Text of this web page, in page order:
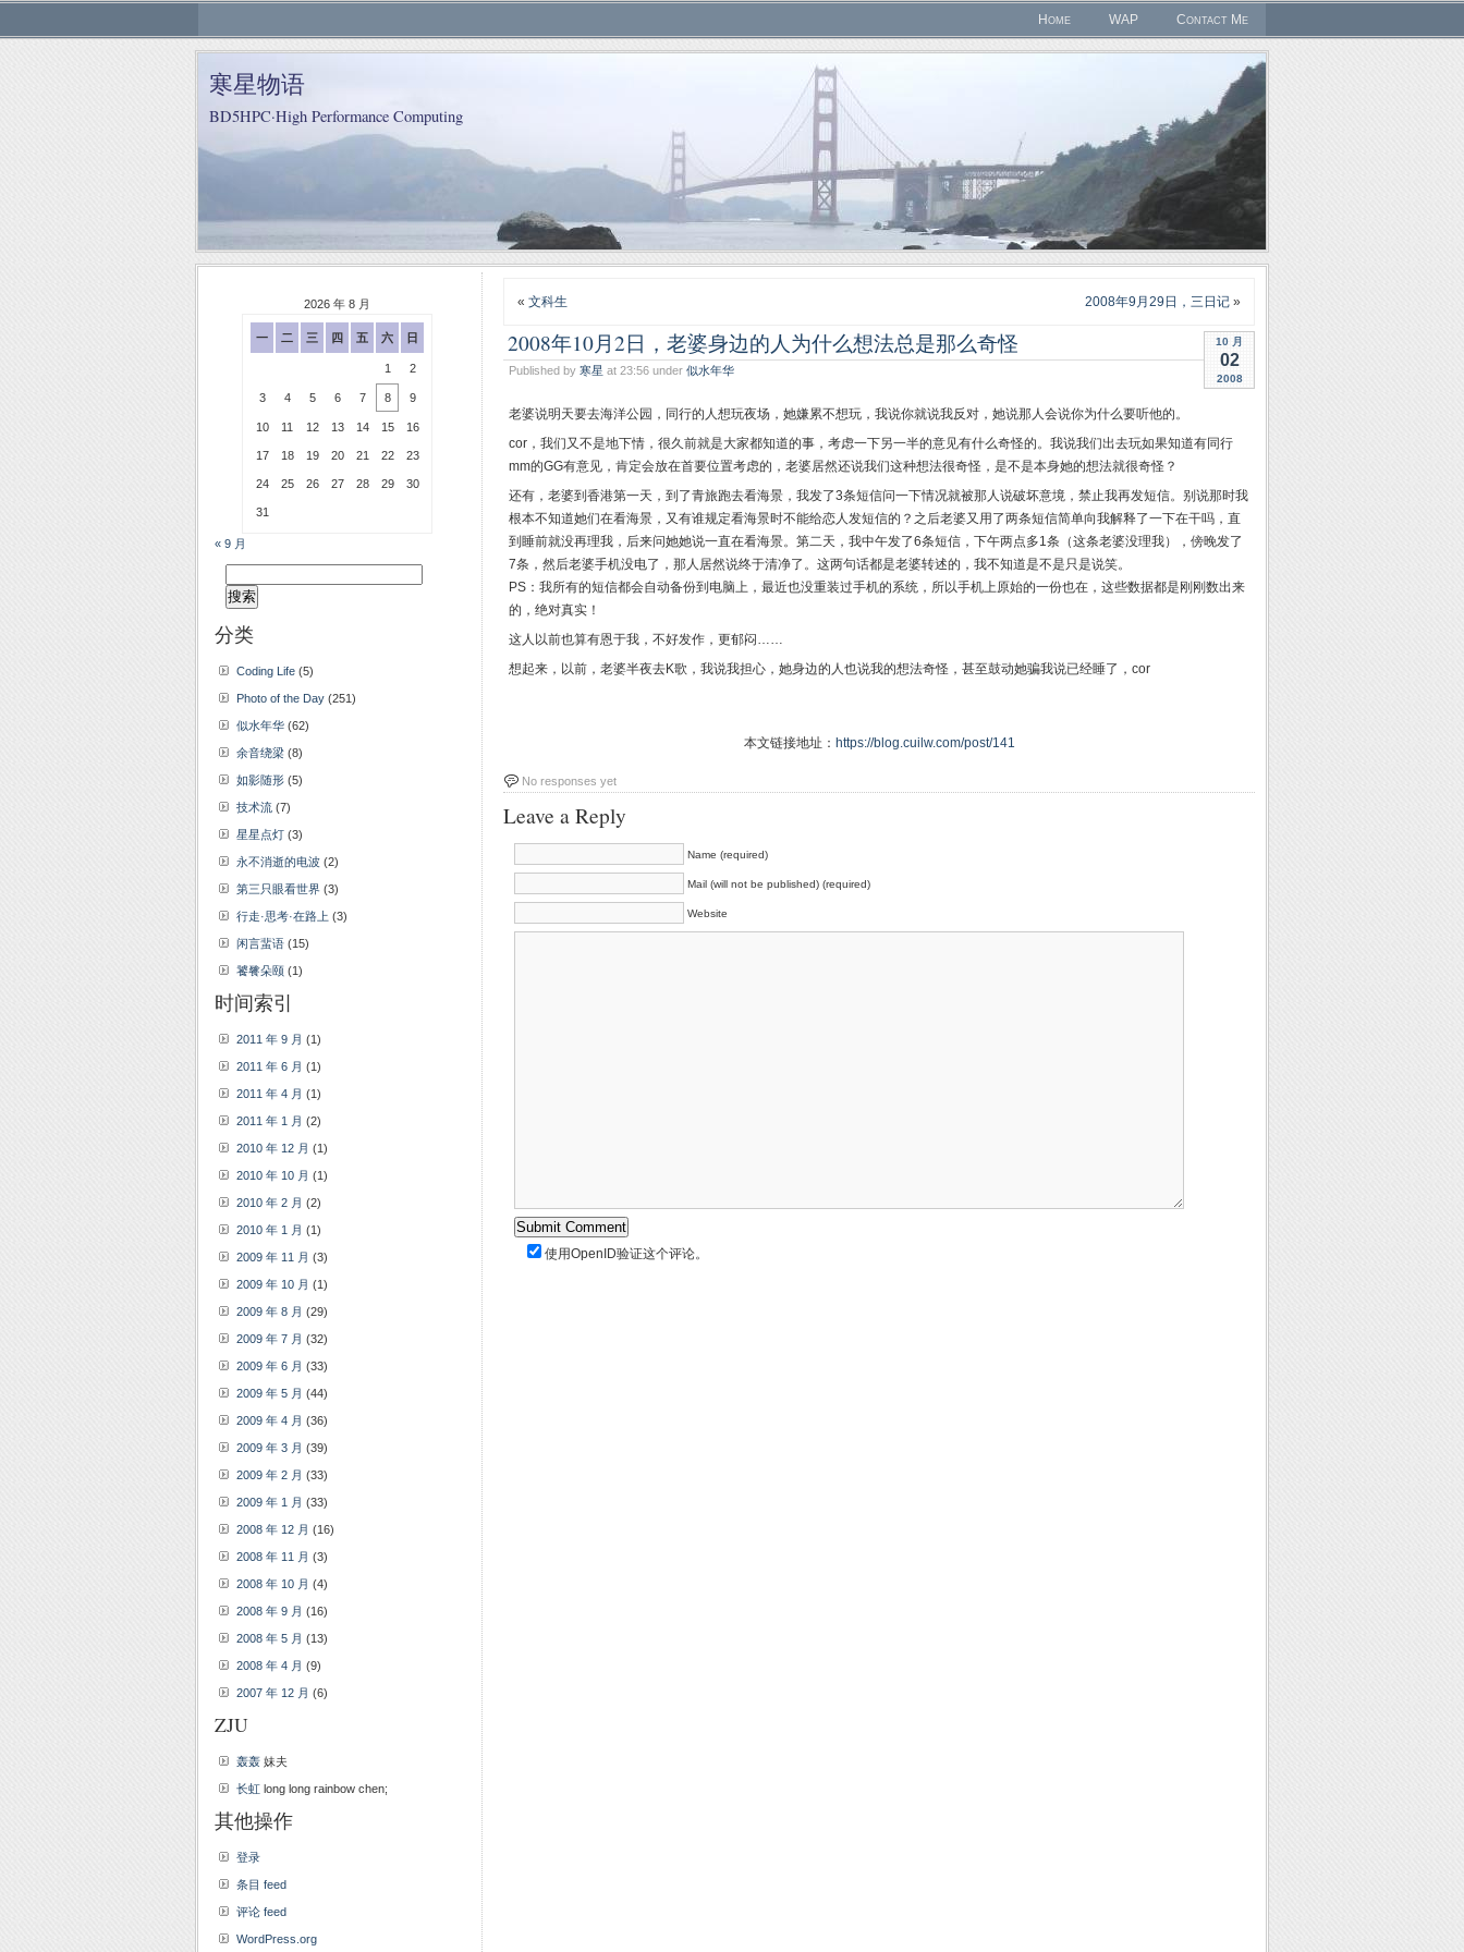
Home WAP Contact Me
寒星物语
BD5HPC·High Performance Computing
« 文科生 2008年9月29日，三日记 »
10 月
02
2008
2008年10月2日，老婆身边的人为什么想法总是那么奇怪
Published by 寒星 at 23:56 under 似水年华
老婆说明天要去海洋公园，同行的人想玩夜场，她嫌累不想玩，我说你就说我反对，她说那人会说你为什么要听他的。
cor，我们又不是地下情，很久前就是大家都知道的事，考虑一下另一半的意见有什么奇怪的。我说我们出去玩如果知道有同行
mm的GG有意见，肯定会放在首要位置考虑的，老婆居然还说我们这种想法很奇怪，是不是本身她的想法就很奇怪？
还有，老婆到香港第一天，到了青旅跑去看海景，我发了3条短信问一下情况就被那人说破坏意境，禁止我再发短信。别说那时我
根本不知道她们在看海景，又有谁规定看海景时不能给恋人发短信的？之后老婆又用了两条短信简单向我解释了一下在干吗，直
到睡前就没再理我，后来问她她说一直在看海景。第二天，我中午发了6条短信，下午两点多1条（这条老婆没理我），傍晚发了
7条，然后老婆手机没电了，那人居然说终于清净了。这两句话都是老婆转述的，我不知道是不是只是说笑。
PS：我所有的短信都会自动备份到电脑上，最近也没重装过手机的系统，所以手机上原始的一份也在，这些数据都是刚刚数出来
的，绝对真实！
这人以前也算有恩于我，不好发作，更郁闷……
想起来，以前，老婆半夜去K歌，我说我担心，她身边的人也说我的想法奇怪，甚至鼓动她骗我说已经睡了，cor
本文链接地址： https://blog.cuilw.com/post/141
No responses yet
Leave a Reply
Name (required)
Mail (will not be published) (required)
Website
使用OpenID验证这个评论。
2026 年 8 月
一 二 三 四 五 六 日
1 2
3 4 5 6 7 8 9
10 11 12 13 14 15 16
17 18 19 20 21 22 23
24 25 26 27 28 29 30
31
« 9 月
索：
分类
Coding Life (5)
Photo of the Day (251)
似水年华 (62)
余音绕梁 (8)
如影随形 (5)
技术流 (7)
星星点灯 (3)
永不消逝的电波 (2)
第三只眼看世界 (3)
行走·思考·在路上 (3)
闲言蜚语 (15)
饕餮朵颐 (1)
时间索引
2011 年 9 月 (1)
2011 年 6 月 (1)
2011 年 4 月 (1)
2011 年 1 月 (2)
2010 年 12 月 (1)
2010 年 10 月 (1)
2010 年 2 月 (2)
2010 年 1 月 (1)
2009 年 11 月 (3)
2009 年 10 月 (1)
2009 年 8 月 (29)
2009 年 7 月 (32)
2009 年 6 月 (33)
2009 年 5 月 (44)
2009 年 4 月 (36)
2009 年 3 月 (39)
2009 年 2 月 (33)
2009 年 1 月 (33)
2008 年 12 月 (16)
2008 年 11 月 (3)
2008 年 10 月 (4)
2008 年 9 月 (16)
2008 年 5 月 (13)
2008 年 4 月 (9)
2007 年 12 月 (6)
ZJU
轰轰 妹夫
长虹 long long rainbow chen;
其他操作
登录
条目 feed
评论 feed
WordPress.org